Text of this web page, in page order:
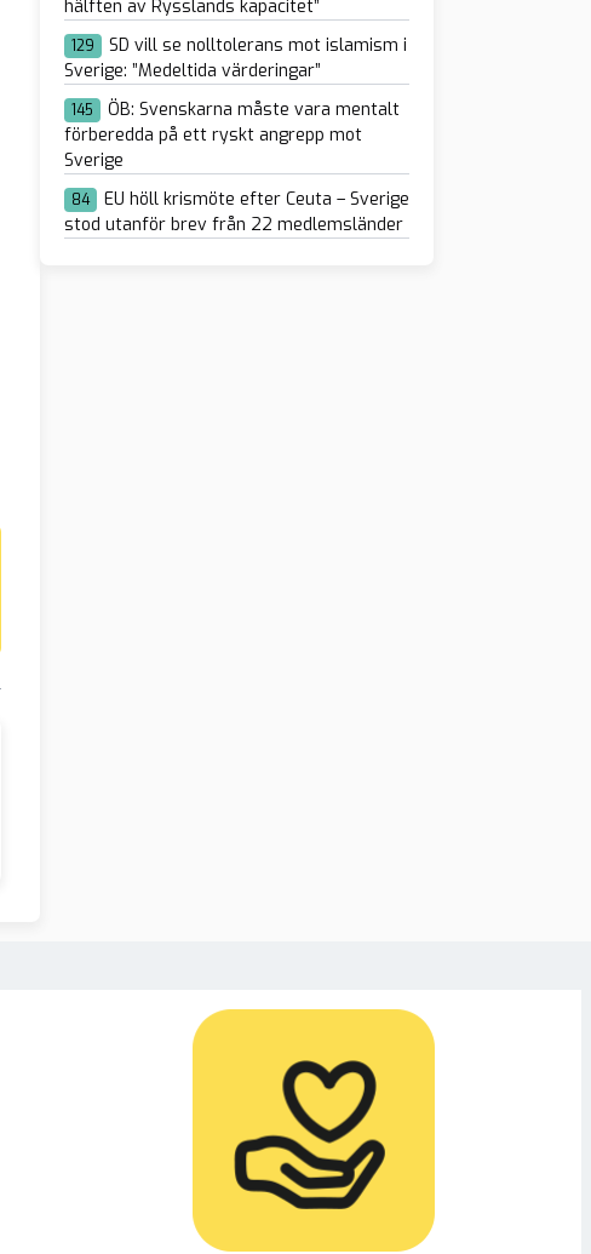
hälften av Rysslands kapacitet”
129
SD vill se nolltolerans mot islamism i
Sverige: ”Medeltida värderingar”
145
ÖB: Svenskarna måste vara mentalt
förberedda på ett ryskt angrepp mot
Sverige
84
EU höll krismöte efter Ceuta – Sverige
stod utanför brev från 22 medlemsländer